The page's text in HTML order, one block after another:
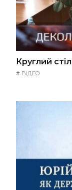
Круглий
# ВІДЕО